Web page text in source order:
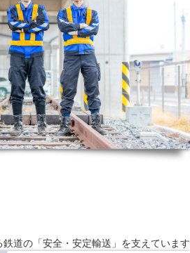
道の「安全・安定輸送」を支えています